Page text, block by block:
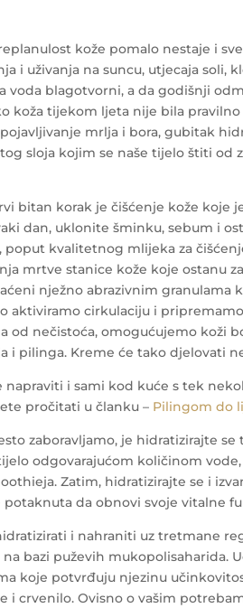
kože pomalo nestaje i
i uživanja na suncu, utjecaja soli,
voda blagotvorni, a da godišnji
koža tijekom ljeta nije bila
mrlja i bora, gubitak
sloja kojim se naše tijelo štiti od
bitan korak je čišćenje kože koje
dan, uklonite šminku, sebum i
poput kvalitetnog mlijeka za
mrtve stanice kože koje ostanu
nježno abrazivnim granulama
aktiviramo cirkulaciju i
od nečistoća, omogućujemo koži
i pilinga. Kreme će tako djelovati
i sami kod kuće s tek
pročitati u članku – Pilingom do
zaboravljamo, je hidratizirajte
odgovarajućom količinom
Zatim, hidratizirajte se i
da obnovi svoje vitalne
i nahraniti uz tretmane
bazi puževih mukopolisaharida.
koje potvrđuju njezinu
i crvenilo. Ovisno o vašim